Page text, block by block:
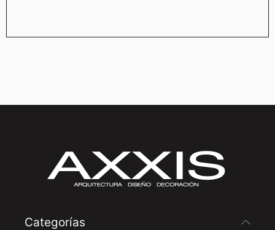
Categorías